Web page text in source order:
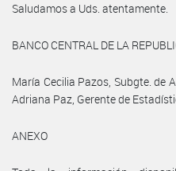
Saludamos a Uds. atentamente.
BANCO CENTRAL DE LA
María Cecilia Pazos, Subgte. de
Adriana Paz, Gerente de
ANEXO